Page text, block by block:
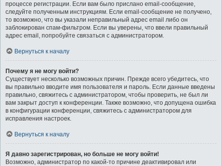
процессе регистрации. Если вам было прислано email-сообщение,
следуйте полученным инструкциям. Если email-сообщение не получено,
то возможно, что вы указали неправильный адрес email либо он
заблокирован спам-фильтром. Если вы уверены, что ввели правильный
адрес email, попробуйте связаться с администратором.
Вернуться к началу
Почему я не могу войти?
Существует несколько возможных причин. Прежде всего убедитесь, что
вы правильно вводите имя пользователя и пароль. Если данные введены
правильно, свяжитесь с администратором, чтобы проверить, не был ли
вам закрыт доступ к конференции. Также возможно, что допущена ошибка
в конфигурации конференции, свяжитесь с администратором для
исправления настроек.
Вернуться к началу
Я давно зарегистрирован, но больше не могу войти!
Возможно, администратор по какой-то причине деактивировал или